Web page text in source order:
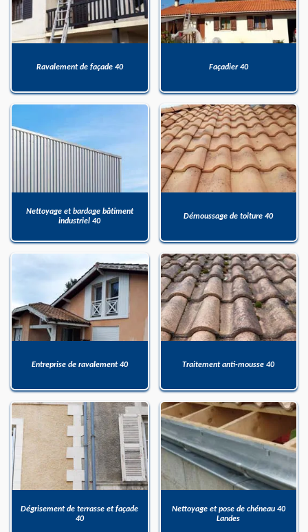
Ravalement de façade 40 Façadier 40
Nettoyage et bardage bâtiment
industriel 40
Démoussage de toiture 40
Entreprise de ravalement 40 Traitement anti-mousse 40
Dégrisement de terrasse et façade
40
Nettoyage et pose de chéneau 40
Landes